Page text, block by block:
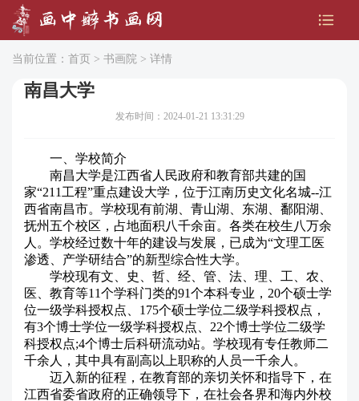
当前位置： 首页 > 书画院 > 详情
南昌大学
发布时间：2024-01-21 13:31:29
一、学校简介
南昌大学是江西省人民政府和教育部共建的国
家“211工程”重点建设大学，位于江南历史文化名城--江
西省南昌市。学校现有前湖、青山湖、东湖、鄱阳湖、
抚州五个校区，占地面积八千余亩。各类在校生八万余
人。学校经过数十年的建设与发展，已成为“文理工医
渗透、产学研结合”的新型综合性大学。
学校现有文、史、哲、经、管、法、理、工、农、
医、教育等11个学科门类的91个本科专业，20个硕士学
位一级学科授权点、175个硕士学位二级学科授权点，
有3个博士学位一级学科授权点、22个博士学位二级学
科授权点;4个博士后科研流动站。学校现有专任教师二
千余人，其中具有副高以上职称的人员一千余人。
迈入新的征程，在教育部的亲切关怀和指导下，在
江西省委省政府的正确领导下，在社会各界和海内外校